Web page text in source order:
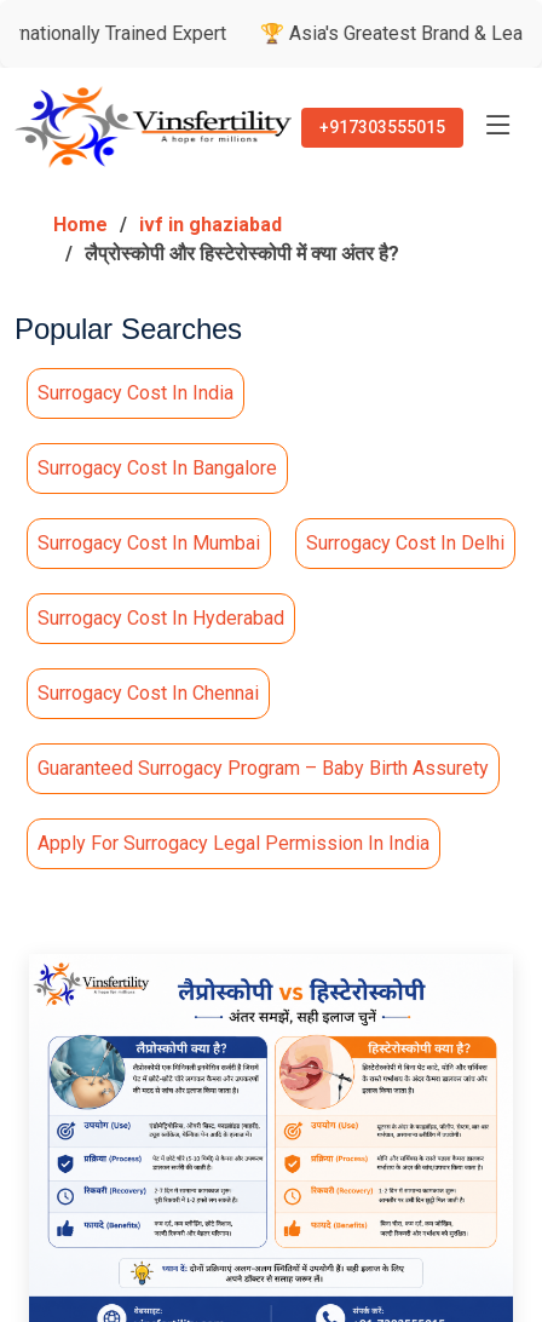
Expert 🏆 Asia's Greatest Brand & Leader Awards
+917303555015
Home
ivf in ghaziabad
लैप्रोस्कोपी और हिस्टेरोस्कोपी में क्या अंतर है?
Popular Searches
Surrogacy Cost In India
Surrogacy Cost In Bangalore
Surrogacy Cost In Mumbai Surrogacy Cost In Delhi
Surrogacy Cost In Hyderabad
Surrogacy Cost In Chennai
Guaranteed Surrogacy Program – Baby Birth Assurety
Apply For Surrogacy Legal Permission In India